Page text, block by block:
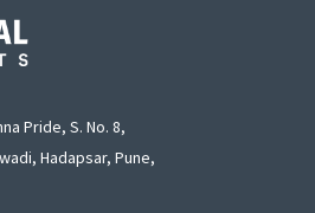
Pride, S. No. 8,
Hadapsar, Pune,